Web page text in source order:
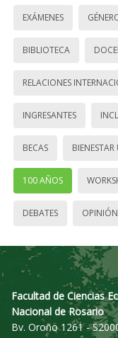
EXÁMENES
BIBLIOTECA
RELACIONES
INGRESANTES
BECAS
100 AÑOS
DEBATES OPINIÓN
Facultad de Ciencias
Nacional de Rosario
Bv. Oroño 1261 -